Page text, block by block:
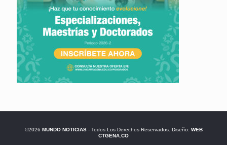
©2026 MUNDO NOTICIAS- Todos Los Derechos Reservados. Diseño: WEB
CTGENA.CO